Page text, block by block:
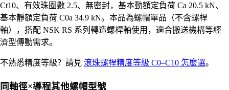
Ct10、有效珠圈數 2.5、無密封，基本動額定負荷 Ca 20.5 kN、
基本靜額定負荷 C0a 34.9 kN。本品為螺帽單品（不含螺桿
軸），搭配 NSK RS 系列轉造螺桿軸使用，適合搬送機構等經
濟型傳動需求。
不熟悉精度等級？請見 滾珠螺桿精度等級 C0–C10 怎麼選。
同軸徑×導程其他螺帽型號